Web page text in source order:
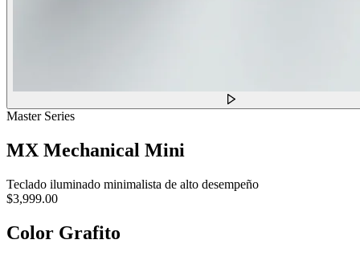
Master Series
MX Mechanical Mini
Teclado iluminado minimalista de alto desempeño
$3,999.00
Color Grafito